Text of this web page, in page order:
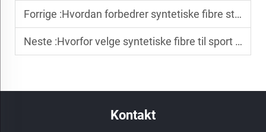
Forrige :Hvordan forbedrer syntetiske fibre stoffets holdbarhet?
Neste :Hvorfor velge syntetiske fibre til sport og utendørs?
Kontakt